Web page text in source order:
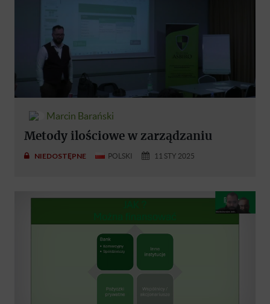
Marcin Barański
Metody ilościowe w zarządzaniu
NIEDOSTĘPNE POLSKI 11 STY 2025